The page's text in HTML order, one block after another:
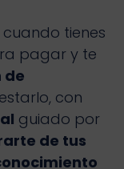
tienes
pagar y te
de
con
guiado por
de tus